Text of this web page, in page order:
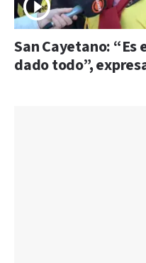
San Cayetano: “Es
dado todo”,